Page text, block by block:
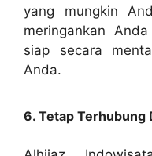
yang mungkin
meringankan
siap secara
Anda.
6. Tetap Terhubung